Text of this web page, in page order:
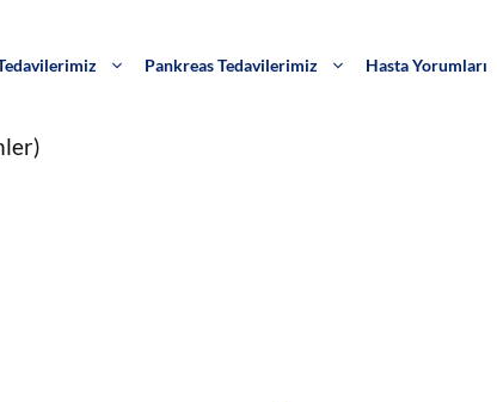
Pankreas Tedavilerimiz Hasta Yorumları